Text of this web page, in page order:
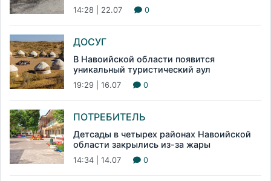
14:28 | 22.07 0
ДОСУГ
В Навоийской области появится
уникальный туристический аул
19:29 | 16.07 0
ПОТРЕБИТЕЛЬ
Детсады в четырех районах Навоийской
области закрылись из-за жары
14:34 | 14.07 0